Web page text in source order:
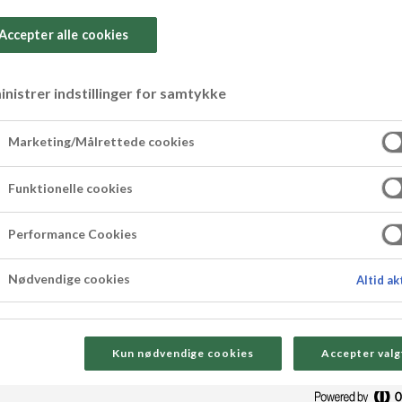
med appelsinmarsipan, dyppet i
perfekte til påskekos eller som en
alle cookies
indstillinger for samtykke
Marketing/Målrettede cookies
Funktionelle cookies
Performance Cookies
Nødvendige cookies Altid
Kun nødvendige cookies Accepter